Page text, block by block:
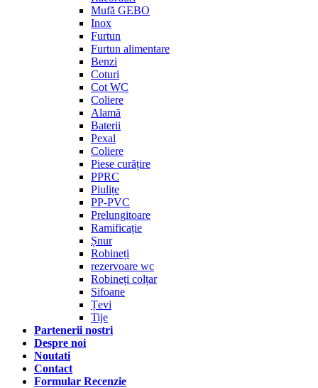
Mufă GEBO
Inox
Furtun
Furtun alimentare
Benzi
Coturi
Cot WC
Coliere
Alamă
Baterii
Pexal
Coliere
Piese curățire
PPRC
Piulițe
PP-PVC
Prelungitoare
Ramificație
Șnur
Robineți
rezervoare wc
Robineți colțar
Sifoane
Țevi
Tije
Partenerii nostri
Despre noi
Noutati
Contact
Formular Recenzie